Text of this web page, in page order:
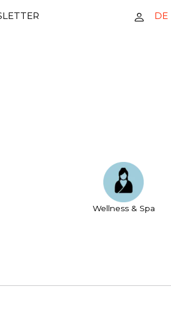
DE
Wellness & Spa